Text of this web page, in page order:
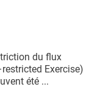
du flux
Exercise)
été ...